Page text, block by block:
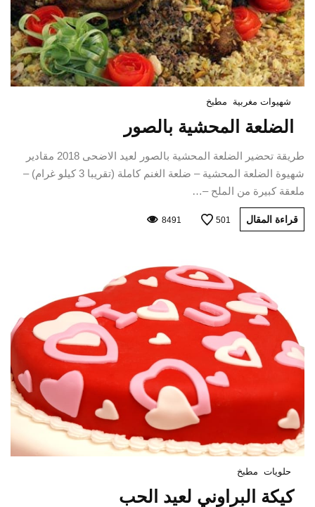
شهيوات مغربية مطبخ
الضلعة المحشية بالصور
طريقة تحضير الضلعة المحشية بالصور لعيد الاضحى 2018 مقادير
شهيوة الضلعة المحشية – ضلعة الغنم كاملة (تقريبا 3 كيلو غرام) –
ملعقة كبيرة من الملح –…
قراءة المقال 501
8491
حلويات مطبخ
كيكة البراوني لعيد الحب